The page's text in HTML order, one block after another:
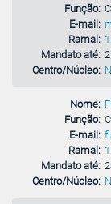
Função:
E-mail:
Ramal:
Mandato até:
Centro/Núcleo:
Nome:
Função:
E-mail:
Ramal:
Mandato até:
Centro/Núcleo: